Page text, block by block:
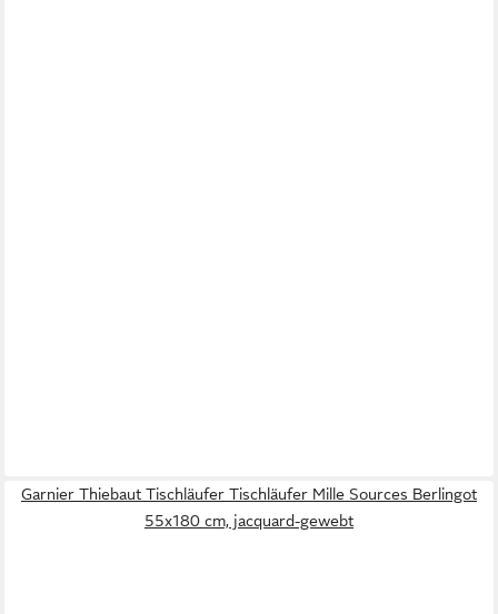
Garnier Thiebaut Tischläufer Tischläufer Mille Sources Berlingot
55x180 cm, jacquard-gewebt